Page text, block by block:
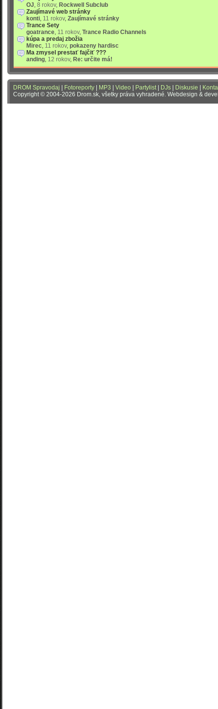
OJ, 8 rokov, Rockwell Subclub
Zaujímavé web stránky
konti, 11 rokov, Zaujímavé stránky
Trance Sety
goatrance, 11 rokov, Trance Radio Channels
kúpa a predaj zbožia
Mirec, 11 rokov, pokazeny hardisc
Ma zmysel prestať fajčiť ???
anding, 12 rokov, Re: určite má!
DROM Spravodaj Fotoreporty MP3 Video Partylist| DJs Diskusie
Copyright © 2004-2026 Drom.sk, všetky práva vyhradené. Webdesign &